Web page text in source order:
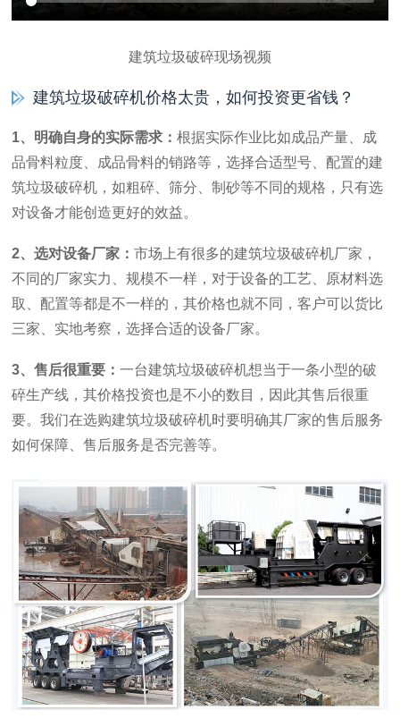
建筑垃圾破碎现场视频
建筑垃圾破碎机价格太贵，如何投资更省钱？
1、明确自身的实际需求：根据实际作业比如成品产量、成
品骨料粒度、成品骨料的销路等，选择合适型号、配置的建
筑垃圾破碎机，如粗碎、筛分、制砂等不同的规格，只有选
对设备才能创造更好的效益。
2、选对设备厂家：市场上有很多的建筑垃圾破碎机厂家，
不同的厂家实力、规模不一样，对于设备的工艺、原材料选
取、配置等都是不一样的，其价格也就不同，客户可以货比
三家、实地考察，选择合适的设备厂家。
3、售后很重要：一台建筑垃圾破碎机想当于一条小型的破
碎生产线，其价格投资也是不小的数目，因此其售后很重
要。我们在选购建筑垃圾破碎机时要明确其厂家的售后服务
如何保障、售后服务是否完善等。